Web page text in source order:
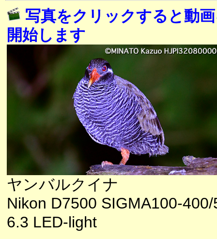
写真をクリックすると動
開始します
ヤンバルクイナ
Nikon D7500 SIGMA100-400/
6.3 LED-light